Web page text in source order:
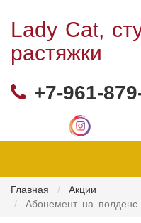
Lady Cat,
растяжки
+7-961-
Главная
Акции
Абонемент на